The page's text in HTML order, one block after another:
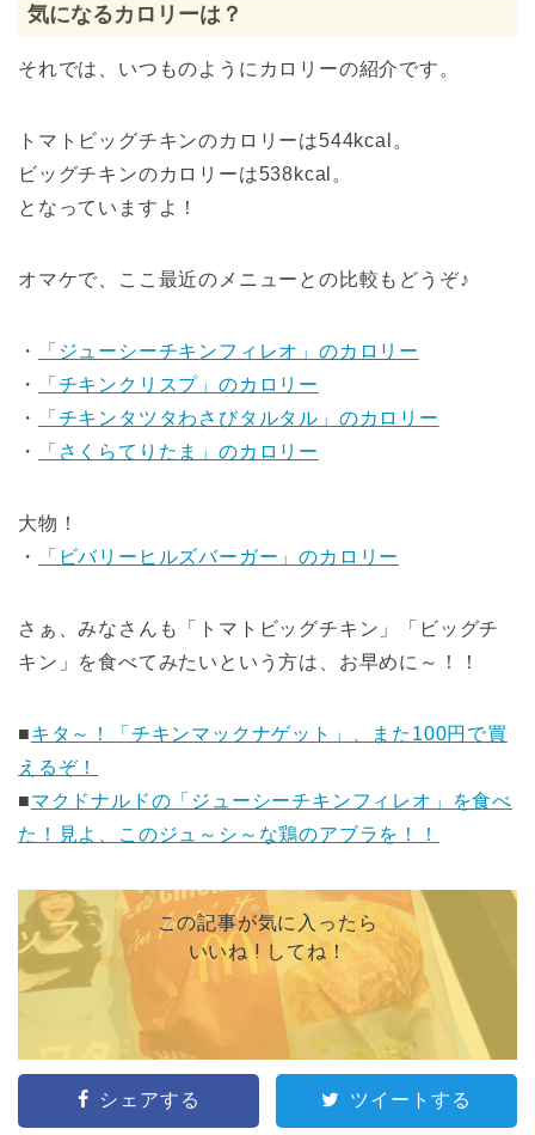
気になるカロリーは？
それでは、いつものようにカロリーの紹介です。
トマトビッグチキンのカロリーは544kcal。
ビッグチキンのカロリーは538kcal。
となっていますよ！
オマケで、ここ最近のメニューとの比較もどうぞ♪
・
「ジューシーチキンフィレオ」のカロリー
・
「チキンクリスプ」のカロリー
・
「チキンタツタわさびタルタル」のカロリー
・
「さくらてりたま」のカロリー
大物！
・
「ビバリーヒルズバーガー」のカロリー
さぁ、みなさんも「トマトビッグチキン」「ビッグチ
キン」を食べてみたいという方は、お早めに～！！
■キタ～！「チキンマックナゲット」、また100円で買
えるぞ！
■マクドナルドの「ジューシーチキンフィレオ」を食べ
た！見よ、このジュ～シ～な鶏のアブラを！！
この記事が気に入ったら
いいね ! してね！
シェアする ツイートする